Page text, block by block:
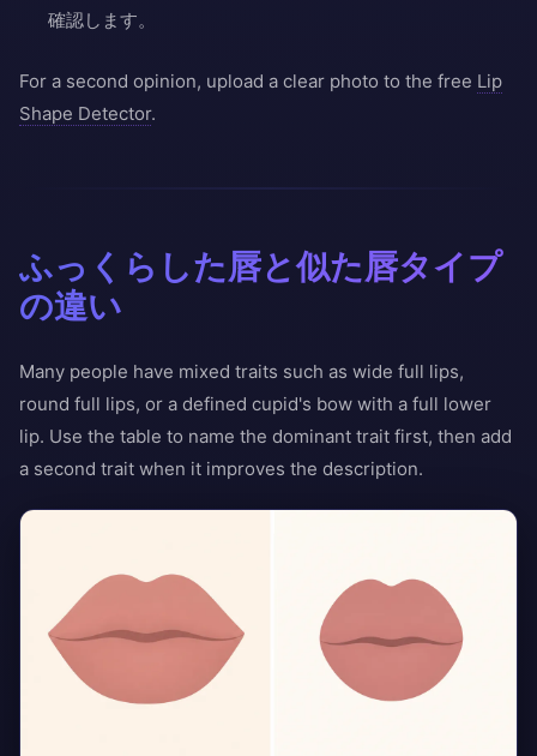
確認します。
For a second opinion, upload a clear photo to the free Lip
Shape Detector.
ふっくらした唇と似た唇タイプ
の違い
Many people have mixed traits such as wide full lips,
round full lips, or a defined cupid's bow with a full lower
lip. Use the table to name the dominant trait first, then add
a second trait when it improves the description.